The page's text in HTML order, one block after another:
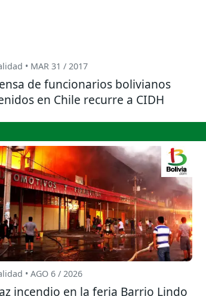
• MAR 31 / 2017
de funcionarios bolivianos
en Chile recurre a CIDH
• AGO 6 / 2026
incendio en la feria Barrio Lindo